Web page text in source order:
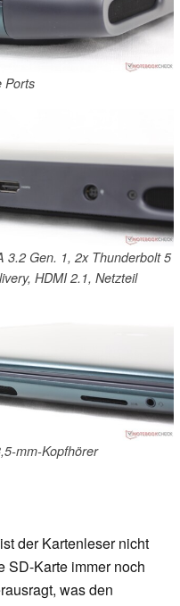
Ports
3.2 Gen. 1, 2x Thunderbolt 5
HDMI 2.1, Netzteil
mm-Kopfhörer
der Kartenleser nicht
SD-Karte immer noch
was den